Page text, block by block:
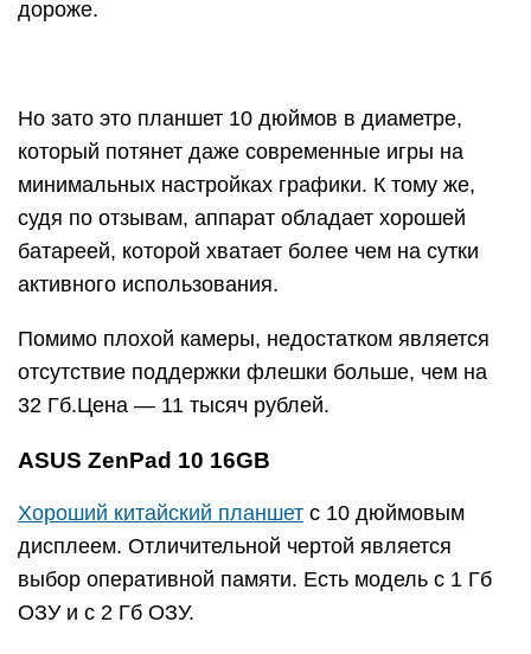
дороже.
Но зато это планшет 10 дюймов в диаметре,
который потянет даже современные игры на
минимальных настройках графики. К тому же,
судя по отзывам, аппарат обладает хорошей
батареей, которой хватает более чем на сутки
активного использования.
Помимо плохой камеры, недостатком является
отсутствие поддержки флешки больше, чем на
32 Гб.Цена — 11 тысяч рублей.
ASUS ZenPad 10 16GB
Хороший китайский планшет с 10 дюймовым
дисплеем. Отличительной чертой является
выбор оперативной памяти. Есть модель с 1 Гб
ОЗУ и с 2 Гб ОЗУ.